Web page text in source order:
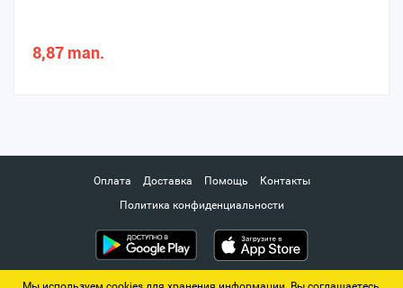
8,87 man.
Оплата Доставка Помощь
Контакты
Политика конфиденциальности